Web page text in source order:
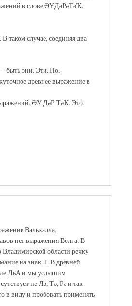
в слове ӘҮДәРәТәҠ.
таком случае, соединяя два
быть они. Эти. Но,
древнее выражение в
ӘУ ДәР ТәҠ. Это
Вальхалла.
нет выражения Волга. В
Владимирской области речку
на знак Л. В древней
ЛьА и мы услышим
не Лә, Тә, Рә и так
в виду и пробовать применять